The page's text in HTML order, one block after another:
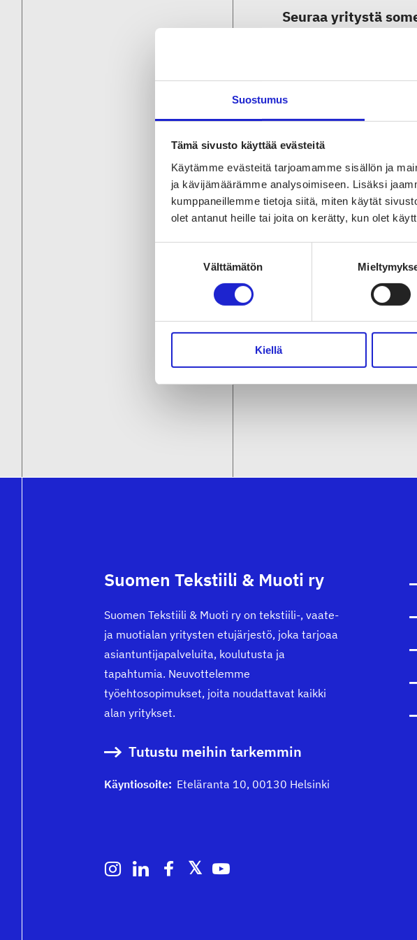
Suostumus
Tämä sivusto käyttää evästeitä
Käytämme evästeitä tarjoamamme sisällön ja
ja kävijämäärämme analysoimiseen. Lisäksi
kumppaneillemme tietoja siitä, miten käytät
olet antanut heille tai joita on kerätty, kun olet
Välttämätön
Kiellä
Seuraa yritystä
Suomen Tekstiili & Muoti ry
Suomen Tekstiili & Muoti ry on tekstiili-, vaate-
ja muotialan yritysten etujärjestö, joka tarjoaa
asiantuntijapalveluita, koulutusta ja
tapahtumia. Neuvottelemme
työehtosopimukset, joita noudattavat kaikki
alan yritykset.
Tutustu meihin tarkemmin
Käyntiosoite: Eteläranta 10, 00130 Helsinki